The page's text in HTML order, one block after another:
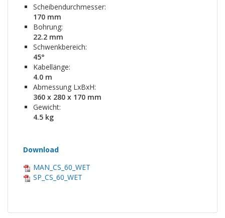
Scheibendurchmesser:
170 mm
Bohrung:
22.2 mm
Schwenkbereich:
45°
Kabellänge:
4.0 m
Abmessung LxBxH:
360 x 280 x 170 mm
Gewicht:
4.5 kg
Download
MAN_CS_60_WET
SP_CS_60_WET